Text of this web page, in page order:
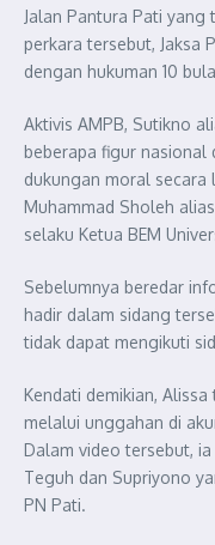
Jalan Pantura Pati yang
perkara tersebut, Jaksa
dengan hukuman 10
Aktivis AMPB, Sutikno
beberapa figur nasional
dukungan moral secara
Muhammad Sholeh
selaku Ketua BEM
Sebelumnya beredar
hadir dalam sidang
tidak dapat mengikuti
Kendati demikian,
melalui unggahan di
Dalam video tersebut,
Teguh dan Supriyono
PN Pati.